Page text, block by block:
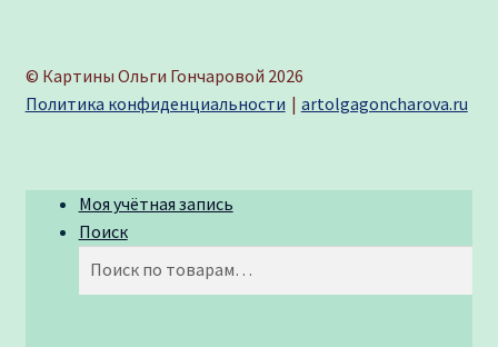
© Картины Ольги Гончаровой 2026
Политика конфиденциальности
artolgagoncharova.ru
Моя учётная запись
Поиск